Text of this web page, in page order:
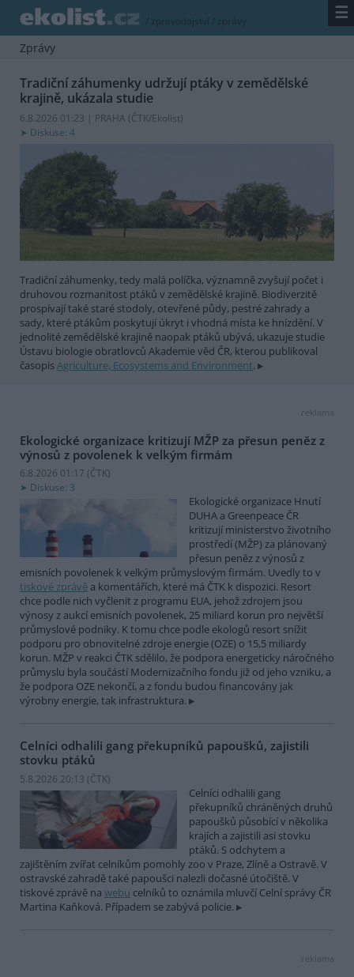
/ zpravodajství / zprávy ☰
Zprávy
Tradiční záhumenky udržují ptáky v zemědělské
krajině, ukázala studie
6.8.2026 01:23 | PRAHA (ČTK/Ekolist)
Diskuse: 4
Tradiční záhumenky, tedy malá políčka, významně zvyšují počet i
druhovou rozmanitost ptáků v zemědělské krajině. Biodiverzitě
prospívají také staré stodoly, otevřené půdy, pestré zahrady a
sady, které ptákům poskytují úkryt i vhodná místa ke hnízdění. V
jednolité zemědělské krajině naopak ptáků ubývá, ukazuje studie
Ústavu biologie obratlovců Akademie věd ČR, kterou publikoval
časopisAgriculture, Ecosystems and Environment.
reklama
Ekologické organizace kritizují MŽP za přesun peněz z
výnosů z povolenek k velkým firmám
6.8.2026 01:17 (ČTK)
Diskuse: 3
Ekologické organizace Hnutí
DUHA a Greenpeace ČR
kritizují ministerstvo životního
prostředí (MŽP) za plánovaný
přesun peněz z výnosů z
emisních povolenek k velkým průmyslovým firmám. Uvedly to v
tiskové zprávě a komentářích, které má ČTK k dispozici. Resort
chce podle nich vyčlenit z programu EUA, jehož zdrojem jsou
výnosy z aukcí emisních povolenek, 25 miliard korun pro největší
průmyslové podniky. K tomu chce podle ekologů resort snížit
podporu pro obnovitelné zdroje energie (OZE) o 15,5 miliardy
korun. MŽP v reakci ČTK sdělilo, že podpora energeticky náročného
průmyslu byla součástí Modernizačního fondu již od jeho vzniku, a
že podpora OZE nekončí, a z fondu budou financovány jak
výrobny energie, tak infrastruktura.
Celníci odhalili gang překupníků papoušků, zajistili
stovku ptáků
5.8.2026 20:13 (ČTK)
Celníci odhalili gang
překupníků chráněných druhů
papoušků působící v několika
krajích a zajistili asi stovku
ptáků. S odchytem a
zajištěním zvířat celníkům pomohly zoo v Praze, Zlíně a Ostravě. V
ostravské zahradě také papoušci nalezli dočasné útočiště. V
tiskové zprávě na webu celníků to oznámila mluvčí Celní správy ČR
Martina Kaňková. Případem se zabývá policie.
reklama